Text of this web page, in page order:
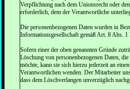
Verpflichtung nach dem Unionsrecht oder
erforderlich, dem der Verantwortliche
Die personenbezogenen Daten wurden in
Informationsgesellschaft gemäß Art. 8 Abs.
Sofern einer der oben genannten Gründe
Löschung von personenbezogenen Daten,
möchte, kann sie sich hierzu jederzeit an
Verantwortlichen wenden. Der Mitarbeiter
dass dem Löschverlangen unverzüglich